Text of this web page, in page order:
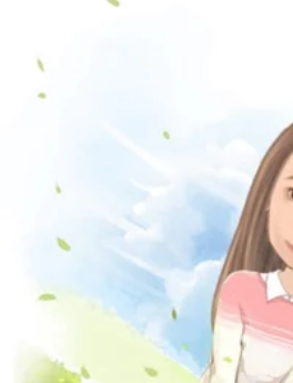
電話番号 042-772-1312
https://reraku.jp/studio/hashimoto/booking
Re.Ra.Ku 橋本店は、JR横浜線、JR相模
橋本店はタイ古式ストレッチ
マッサージのように気持ちいいストレッ
フットケア等のサービスを通し
お客様の健康な体づくりのお手伝いを
フットケアとタイ古式、リラク系ボデ
多様なコースを揃えております！